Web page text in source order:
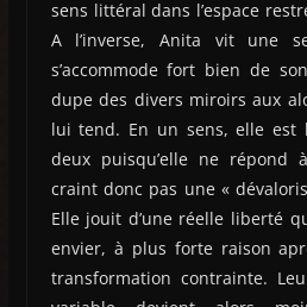
sens littéral dans l’espace
A l’inverse, Anita vit une
s’accommode fort bien de
dupe des divers miroirs aux
lui tend. En un sens, elle est
deux puisqu’elle ne
craint donc pas une «
Elle jouit d’une réelle liberté
envier, à plus forte raison
transformation contrainte.